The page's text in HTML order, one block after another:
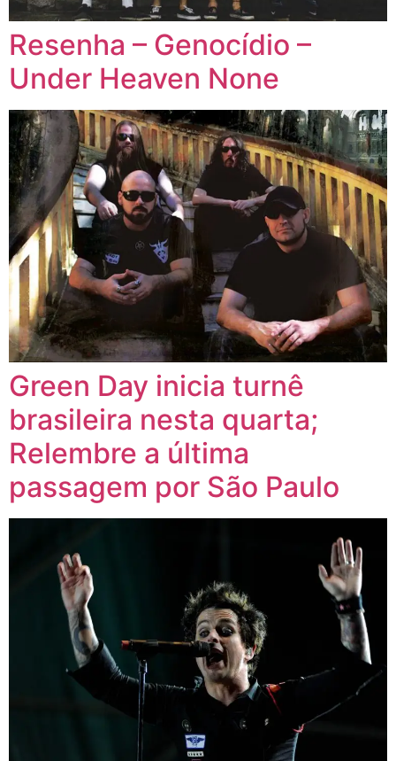
Resenha – Genocídio –
Under Heaven None
Green Day inicia turnê
brasileira nesta quarta;
Relembre a última
passagem por São Paulo